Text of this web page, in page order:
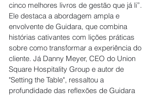
cinco melhores livros de gestão que já li”.
Ele destaca a abordagem ampla e
envolvente de Guidara, que combina
histórias cativantes com lições práticas
sobre como transformar a experiência do
cliente. Já Danny Meyer, CEO do Union
Square Hospitality Group e autor de
"Setting the Table", ressaltou a
profundidade das reflexões de Guidara